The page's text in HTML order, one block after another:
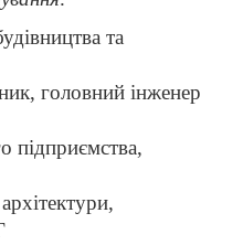
та
головний інженер
підприємства,